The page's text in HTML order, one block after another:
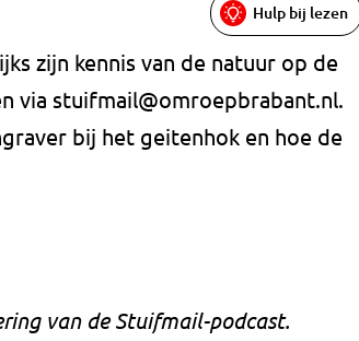
Hulp bij lezen
zijn kennis van de natuur op de
via stuifmail@omroepbrabant.nl.
bij het geitenhok en hoe de
van de Stuifmail-podcast.